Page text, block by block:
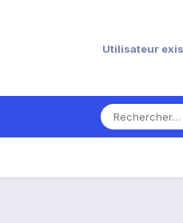
Utilisateur